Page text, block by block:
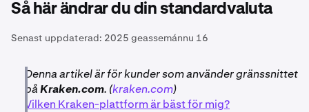
Så här ändrar du din standardvaluta
Senast uppdaterad: 2025 geassemánnu 16
Denna artikel är för kunder som använder gränssnittet
påKraken.com. (kraken.com)
Vilken Kraken-plattform är bäst för mig?